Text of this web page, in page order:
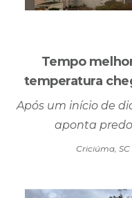
Tempo
temperatura
Após um início de
Criciúma, SC